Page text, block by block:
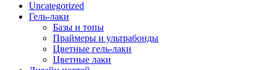
Uncategorized
Гель-лаки
Базы и топы
Праймеры и ультрабонды
Цветные гель-лаки
Цветные лаки